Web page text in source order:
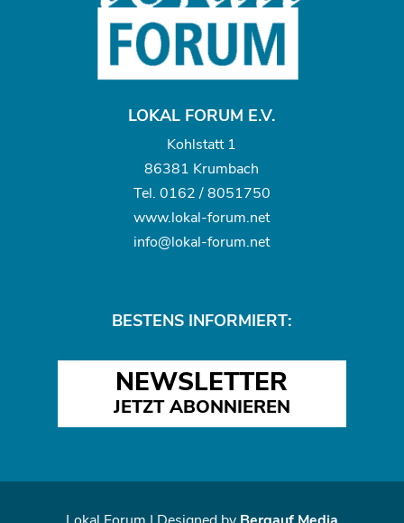
LOKAL FORUM E.V.
Kohlstatt 1
86381 Krumbach
Tel. 0162 / 8051750
www.lokal-forum.net
info@lokal-forum.net
BESTENS INFORMIERT:
NEWSLETTER
JETZT ABONNIEREN